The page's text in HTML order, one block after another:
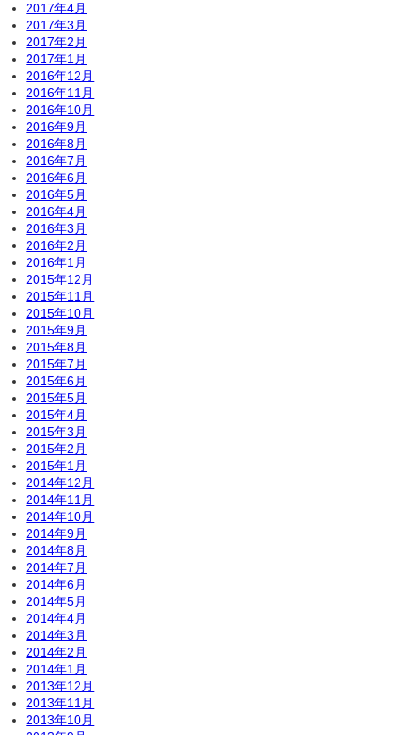
2017年4月
2017年3月
2017年2月
2017年1月
2016年12月
2016年11月
2016年10月
2016年9月
2016年8月
2016年7月
2016年6月
2016年5月
2016年4月
2016年3月
2016年2月
2016年1月
2015年12月
2015年11月
2015年10月
2015年9月
2015年8月
2015年7月
2015年6月
2015年5月
2015年4月
2015年3月
2015年2月
2015年1月
2014年12月
2014年11月
2014年10月
2014年9月
2014年8月
2014年7月
2014年6月
2014年5月
2014年4月
2014年3月
2014年2月
2014年1月
2013年12月
2013年11月
2013年10月